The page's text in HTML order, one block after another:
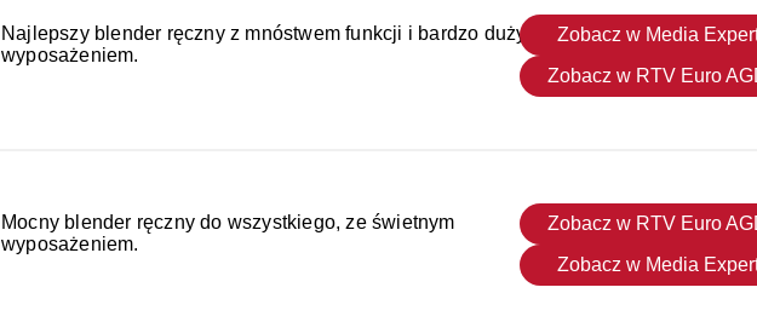
Najlepszy blender ręczny z mnóstwem funkcji i bardzo dużym
wyposażeniem.
Zobacz w Media
Zobacz w RTV Euro
Mocny blender ręczny do wszystkiego, ze świetnym
wyposażeniem.
Zobacz w RTV Euro
Zobacz w Media